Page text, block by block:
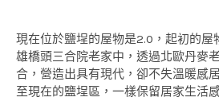
現在位於鹽埕的屋物是2.0，起初的屋
雄橋頭三合院老家中，透過北歐丹麥
合，營造出具有現代，卻不失溫暖感
至現在的鹽埕區，一樣保留居家生活